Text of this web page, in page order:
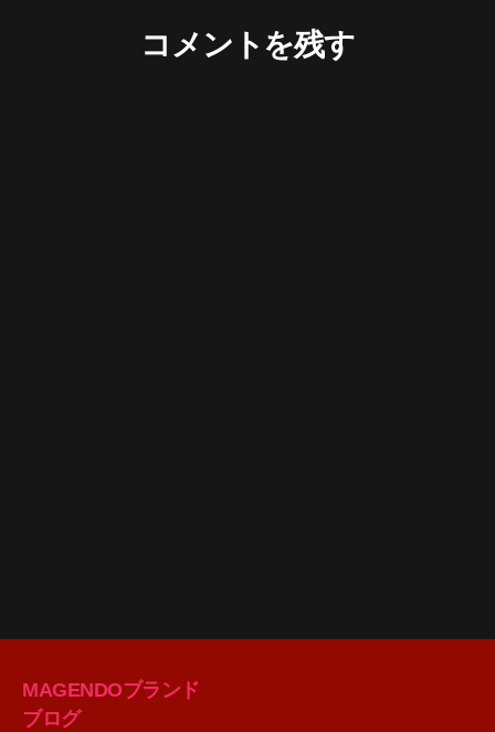
コメントを残す
MAGENDOブランド
ブログ